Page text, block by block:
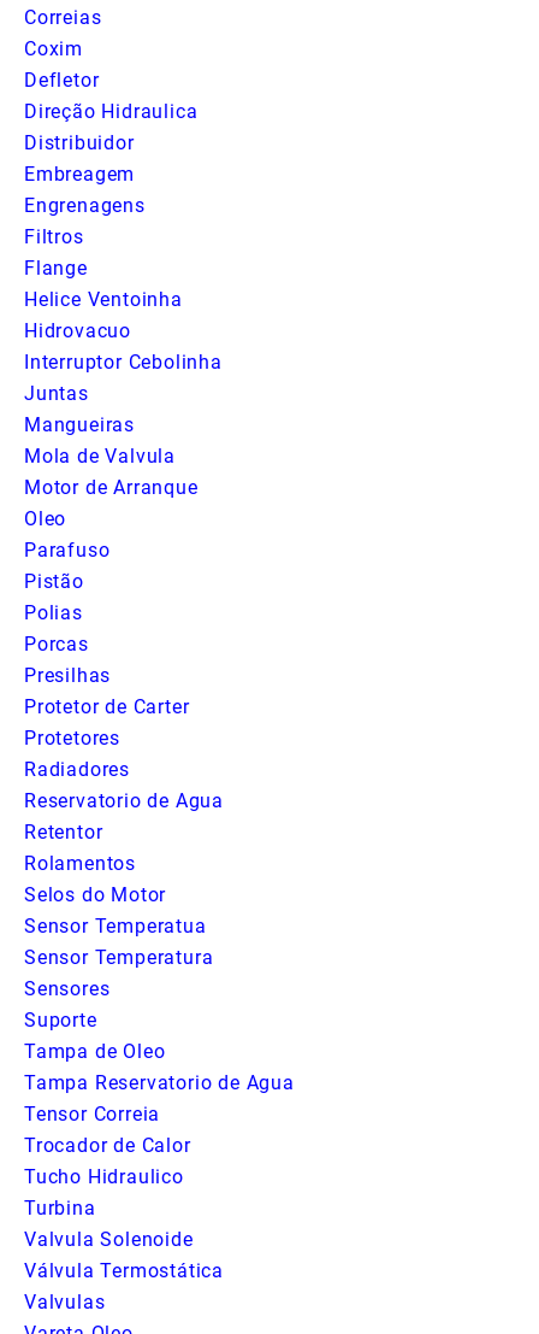
Correias
Coxim
Defletor
Direção Hidraulica
Distribuidor
Embreagem
Engrenagens
Filtros
Flange
Helice Ventoinha
Hidrovacuo
Interruptor Cebolinha
Juntas
Mangueiras
Mola de Valvula
Motor de Arranque
Oleo
Parafuso
Pistão
Polias
Porcas
Presilhas
Protetor de Carter
Protetores
Radiadores
Reservatorio de Agua
Retentor
Rolamentos
Selos do Motor
Sensor Temperatua
Sensor Temperatura
Sensores
Suporte
Tampa de Oleo
Tampa Reservatorio de Agua
Tensor Correia
Trocador de Calor
Tucho Hidraulico
Turbina
Valvula Solenoide
Válvula Termostática
Valvulas